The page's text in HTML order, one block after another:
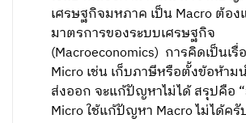
เศรษฐกิจ​มหภาค เป็น​ Macro ต้อง
มาตรการของระบบเศรษฐกิจ​
(Macroeconomics)​ ​ การคิดเป็นเรื่
Micro​ เช่น​ เก็บภาษีหรือตั้งข้อห้าม
ส่งออก จะแก้ปัญหา​ไม่ได้​ สรุป​คือ
Micro​ ใช้แก้ปัญหา​ Macro​ ไม่ได้​ครั